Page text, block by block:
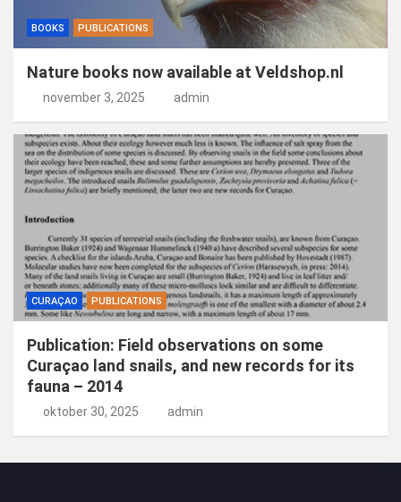
BOOKS PUBLICATIONS
Nature books now available at Veldshop.nl
november 3, 2025 admin
CURAÇAO PUBLICATIONS
Publication: Field observations on some
Curaçao land snails, and new records for its
fauna – 2014
oktober 30, 2025 admin